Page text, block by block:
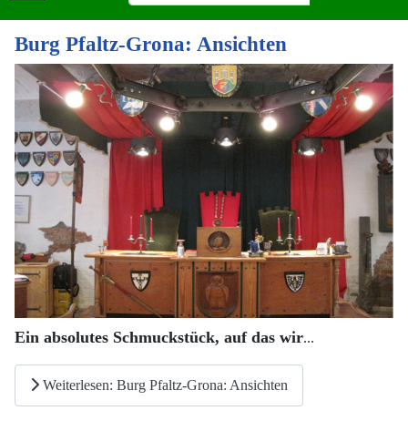
Burg Pfaltz-Grona: Ansichten
Ein absolutes Schmuckstück, auf das wir...
Weiterlesen: Burg Pfaltz-Grona: Ansichten